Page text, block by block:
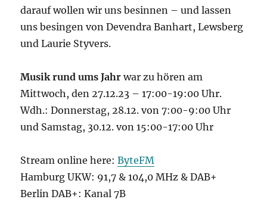
darauf wollen wir uns besinnen – und lassen
uns besingen von Devendra Banhart, Lewsberg
und Laurie Styvers.
Musik rund ums Jahr war zu hören am
Mittwoch, den 27.12.23 – 17:00-19:00 Uhr.
Wdh.: Donnerstag, 28.12. von 7:00-9:00 Uhr
und Samstag, 30.12. von 15:00-17:00 Uhr
Stream online here:ByteFM
Hamburg UKW: 91,7 & 104,0 MHz & DAB+
Berlin DAB+: Kanal 7B